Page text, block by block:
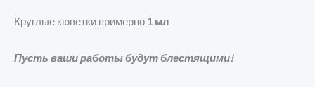
Круглые кюветки примерно 1 мл
Пусть ваши работы будут блестящими!